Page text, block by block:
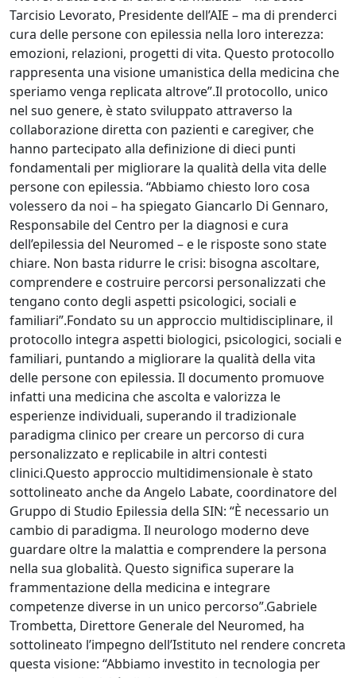
Tarcisio Levorato, Presidente dell’AIE – ma di prenderci
cura delle persone con epilessia nella loro interezza:
emozioni, relazioni, progetti di vita. Questo protocollo
rappresenta una visione umanistica della medicina che
speriamo venga replicata altrove”.Il protocollo, unico
nel suo genere, è stato sviluppato attraverso la
collaborazione diretta con pazienti e caregiver, che
hanno partecipato alla definizione di dieci punti
fondamentali per migliorare la qualità della vita delle
persone con epilessia. “Abbiamo chiesto loro cosa
volessero da noi – ha spiegato Giancarlo Di Gennaro,
Responsabile del Centro per la diagnosi e cura
dell’epilessia del Neuromed – e le risposte sono state
chiare. Non basta ridurre le crisi: bisogna ascoltare,
comprendere e costruire percorsi personalizzati che
tengano conto degli aspetti psicologici, sociali e
familiari”.Fondato su un approccio multidisciplinare, il
protocollo integra aspetti biologici, psicologici, sociali e
familiari, puntando a migliorare la qualità della vita
delle persone con epilessia. Il documento promuove
infatti una medicina che ascolta e valorizza le
esperienze individuali, superando il tradizionale
paradigma clinico per creare un percorso di cura
personalizzato e replicabile in altri contesti
clinici.Questo approccio multidimensionale è stato
sottolineato anche da Angelo Labate, coordinatore del
Gruppo di Studio Epilessia della SIN: “È necessario un
cambio di paradigma. Il neurologo moderno deve
guardare oltre la malattia e comprendere la persona
nella sua globalità. Questo significa superare la
frammentazione della medicina e integrare
competenze diverse in un unico percorso”.Gabriele
Trombetta, Direttore Generale del Neuromed, ha
sottolineato l’impegno dell’Istituto nel rendere concreta
questa visione: “Abbiamo investito in tecnologia per